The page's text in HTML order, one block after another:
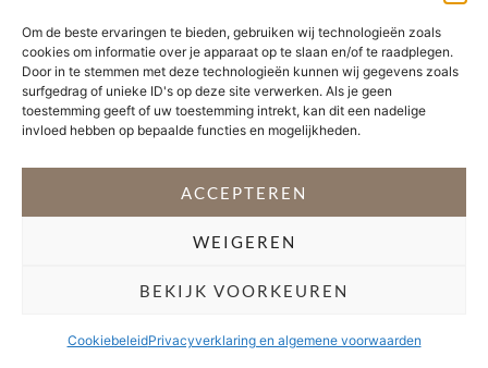
Om de beste ervaringen te bieden, gebruiken wij technologieën zoals
cookies om informatie over je apparaat op te slaan en/of te raadplegen.
Door in te stemmen met deze technologieën kunnen wij gegevens zoals
surfgedrag of unieke ID's op deze site verwerken. Als je geen
toestemming geeft of uw toestemming intrekt, kan dit een nadelige
invloed hebben op bepaalde functies en mogelijkheden.
ACCEPTEREN
WEIGEREN
BEKIJK VOORKEUREN
CookiebeleidPrivacyverklaring en algemene voorwaarden